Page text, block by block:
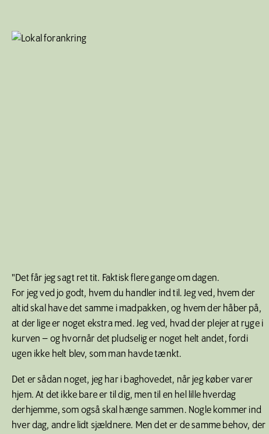
"Det får jeg sagt ret tit. Faktisk flere gange om dagen.
For jeg ved jo godt, hvem du handler ind til. Jeg ved, hvem der
altid skal have det samme i madpakken, og hvem der håber på,
at der lige er noget ekstra med. Jeg ved, hvad der plejer at ryge i
kurven – og hvornår det pludselig er noget helt andet, fordi
ugen ikke helt blev, som man havde tænkt.
Det er sådan noget, jeg har i baghovedet, når jeg køber varer
hjem. At det ikke bare er til dig, men til en hel lille hverdag
derhjemme, som også skal hænge sammen. Nogle kommer ind
hver dag, andre lidt sjældnere. Men det er de samme behov, der